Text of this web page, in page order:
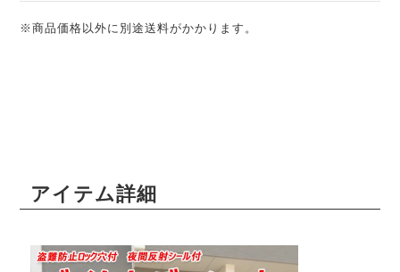
※商品価格以外に別途送料がかかります。
アイテム詳細